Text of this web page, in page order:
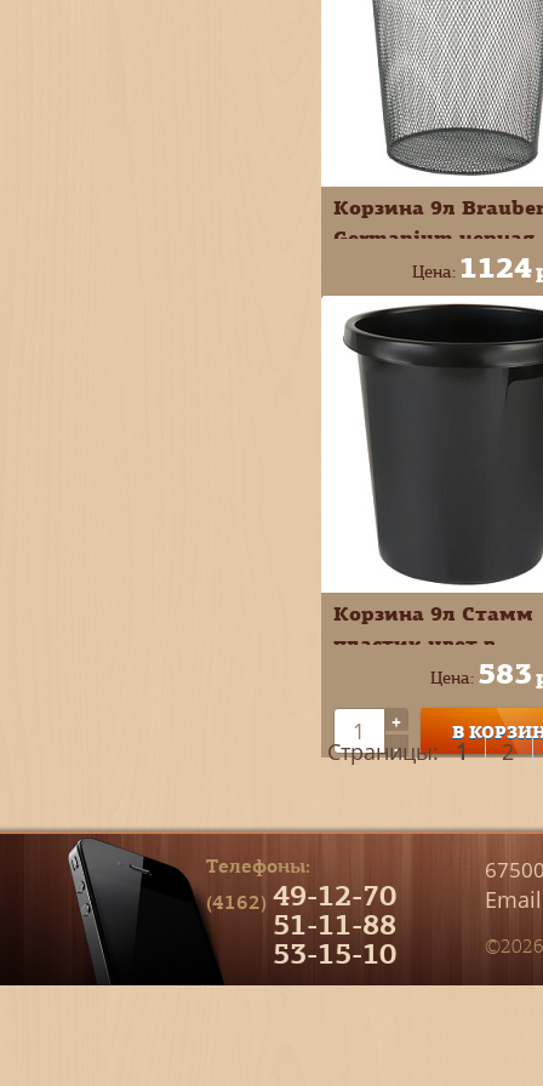
Корзина 9л
Germanium черная
металл 231958
Цена: 1124
+
-
В
Корзина 9л Стамм
пластик цвет в
ассортименте
КР60*61*62
Цена: 583
+
-
В
Страницы: 1 2
Телефоны:
(4162) 49-12-70
51-11-88
53-15-10